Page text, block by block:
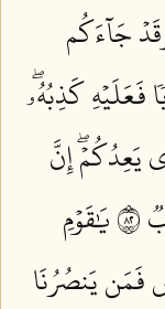
جَآءَكُم
كَذِبُهُۥۖ
يَعِدُكُمۡۖ إِنَّ
يَٰقَوۡمِ
فَمَن يَنصُرُنَا